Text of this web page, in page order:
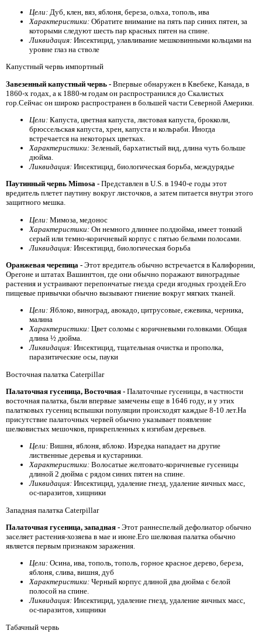
Цели: Дуб, клен, вяз, яблоня, береза, ольха, тополь, ива
Характеристики: Обратите внимание на пять пар синих пятен, за
которыми следуют шесть пар красных пятен на спине.
Ликвидация: Инсектицид, улавливание мешковинными кольцами на
уровне глаз на стволе
Капустный червь импортный
Завезенный капустный червь - Впервые обнаружен в Квебеке, Канада, в
1860-х годах, а к 1880-м годам он распространился до Скалистых
гор.Сейчас он широко распространен в большей части Северной Америки.
Цели: Капуста, цветная капуста, листовая капуста, брокколи,
брюссельская капуста, хрен, капуста и кольраби. Иногда
встречается на некоторых цветках.
Характеристики: Зеленый, бархатистый вид, длина чуть больше
дюйма.
Ликвидация: Инсектицид, биологическая борьба, междурядье
Паутинный червь Mimosa - Представлен в U.S. в 1940-е годы этот
вредитель плетет паутину вокруг листочков, а затем питается внутри этого
защитного мешка.
Цели: Мимоза, медонос
Характеристики: Он немного длиннее полдюйма, имеет тонкий
серый или темно-коричневый корпус с пятью белыми полосами.
Ликвидация: Инсектицид, биологическая борьба
Оранжевая черепица - Этот вредитель обычно встречается в Калифорнии,
Орегоне и штатах Вашингтон, где они обычно поражают виноградные
растения и устраивают перепончатые гнезда среди ягодных гроздей.Его
пищевые привычки обычно вызывают гниение вокруг мягких тканей.
Цели: Яблоко, виноград, авокадо, цитрусовые, ежевика, черника,
малина
Характеристики: Цвет соломы с коричневыми головками. Общая
длина ½ дюйма.
Ликвидация: Инсектицид, тщательная очистка и прополка,
паразитические осы, пауки
Восточная палатка Caterpillar
Палаточная гусеница, Восточная - Палаточные гусеницы, в частности
восточная палатка, были впервые замечены еще в 1646 году, и у этих
палатковых гусениц вспышки популяции происходят каждые 8-10 лет.На
присутствие палаточных червей обычно указывает появление
шелковистых мешочков, прикрепленных к изгибам деревьев.
Цели: Вишня, яблоня, яблоко. Изредка нападает на другие
лиственные деревья и кустарники.
Характеристики: Волосатые желтовато-коричневые гусеницы
длиной 2 дюйма с рядом синих пятен на спине.
Ликвидация: Инсектицид, удаление гнезд, удаление яичных масс,
ос-паразитов, хищники
Западная палатка Caterpillar
Палаточная гусеница, западная - Этот раннеспелый дефолиатор обычно
заселяет растения-хозяева в мае и июне.Его шелковая палатка обычно
является первым признаком заражения.
Цели: Осина, ива, тополь, тополь, горное красное дерево, береза,
яблоня, слива, вишня, дуб
Характеристики: Черный корпус длиной два дюйма с белой
полосой на спине.
Ликвидация: Инсектицид, удаление гнезд, удаление яичных масс,
ос-паразитов, хищники
Табачный червь